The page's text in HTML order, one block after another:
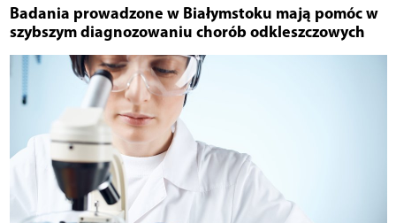
Badania prowadzone w Białymstoku mają pomóc w
szybszym diagnozowaniu chorób odkleszczowych